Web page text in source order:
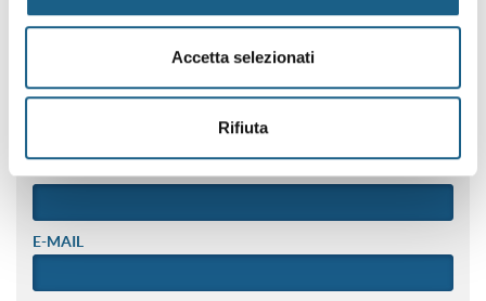
Accetta selezionati
Rifiuta
RAGIONE SOCIALE
PIVA / CODICE FISCALE
E-MAIL